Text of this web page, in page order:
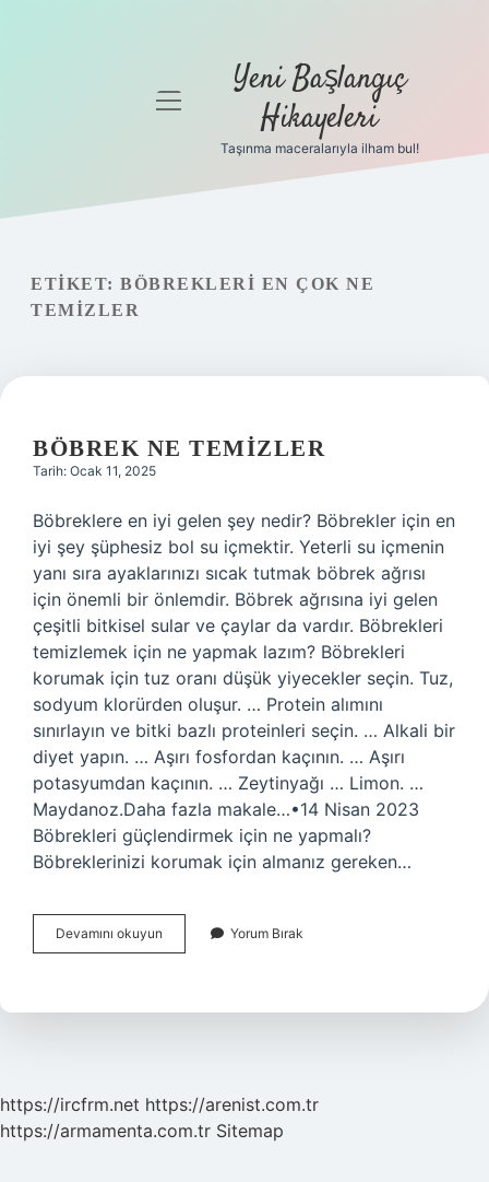
Gizlilik
Yasal Uyarı
menüyü
Yeni Başlangıç
Hikayeleri
Taşınma maceralarıyla ilham bul!
ETIKET: BÖBREKLERI EN ÇOK NE
TEMIZLER
BÖBREK NE TEMIZLER
Tarih: Ocak 11, 2025
Böbreklere en iyi gelen şey nedir? Böbrekler için en
iyi şey şüphesiz bol su içmektir. Yeterli su içmenin
yanı sıra ayaklarınızı sıcak tutmak böbrek ağrısı
için önemli bir önlemdir. Böbrek ağrısına iyi gelen
çeşitli bitkisel sular ve çaylar da vardır. Böbrekleri
temizlemek için ne yapmak lazım? Böbrekleri
korumak için tuz oranı düşük yiyecekler seçin. Tuz,
sodyum klorürden oluşur. … Protein alımını
sınırlayın ve bitki bazlı proteinleri seçin. … Alkali bir
diyet yapın. … Aşırı fosfordan kaçının. … Aşırı
potasyumdan kaçının. … Zeytinyağı … Limon. …
Maydanoz.Daha fazla makale…•14 Nisan 2023
Böbrekleri güçlendirmek için ne yapmalı?
Böbreklerinizi korumak için almanız gereken…
Devamını okuyun
Ne
Yorum Bırak
https://ircfrm.net https://arenist.com.tr
https://armamenta.com.tr Sitemap